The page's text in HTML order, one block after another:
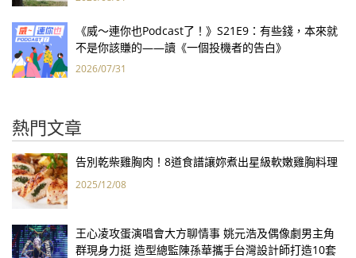
《威～連你也Podcast了！》S21E9：有些錢，本來就
不是你該賺的——讀《一個投機者的告白》
2026/07/31
熱門文章
告別乾柴雞胸肉！8道食譜讓妳煮出星級軟嫩雞胸料理
2025/12/08
王心凌攻蛋演唱會大方聊情事 姚元浩及偶像劇男主角
群現身力挺 造型總監陳孫華攜手台灣設計師打造10套